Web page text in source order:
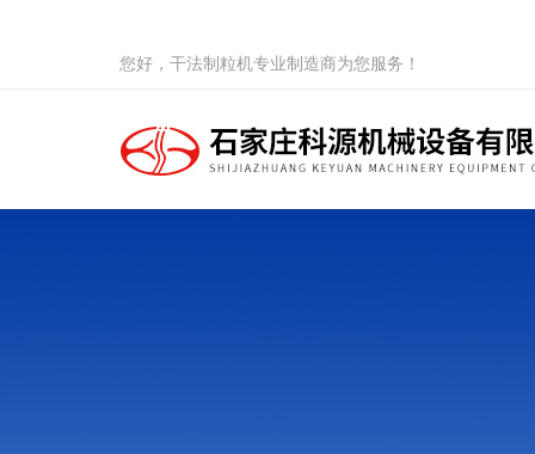
您好，干法制粒机专业制造商为您服务！